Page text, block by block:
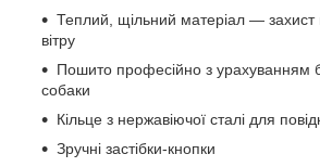
Теплий, щільний матеріал — захист
вітру
Пошито професійно з урахуванням
собаки
Кільце з нержавіючої сталі для
Зручні застібки-кнопки